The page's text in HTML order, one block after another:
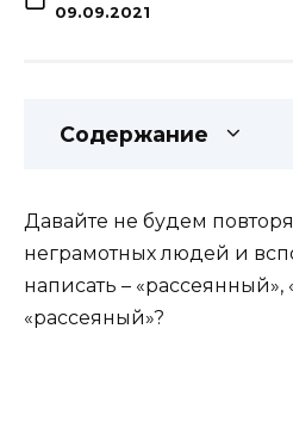
09.09.2021
Содержание
Давайте не будем
неграмотных людей и
написать –
«рассеяный»?